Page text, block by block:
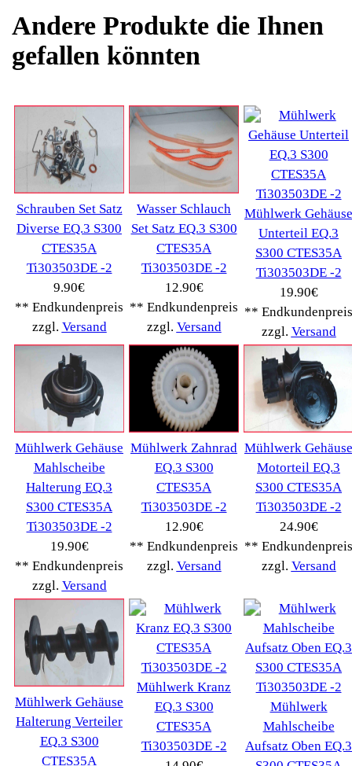
Kategorien
Notebook(66091)
Kaffeevollautomat->
(54295)
BIALETTI(27)
(2885)
BRAUN(79)
Café express(14)
DeLonghi(7443)
Gaggia(90)
Gastroback(50)
Jura(14045)
Krups
(3904)
Lavazza(68)
Melitta(2275)
Miele(250)
Ningbo Merol(52)
NIVONA(1403)
Philips Km(1415)
Privileg(134)
Saeco(9286)
(5349)
Tchibo(1387)
Tevion Kaffee(36)
TurMix(106)
(2503)
Severin(281)
Drucker Kopierer(1096)
Elektroartikel-> (5309)
PC Computer->(2543)
Handy Telefon(1053)
Modellbau (593)
Fahrrad(76)
Autoteile->(161)
Wir akzeptieren
Informationen
Liefer- & Versandkosten
Datenschutzerklärung
Unsere AGBs
Kontakt
Impressum
Widerrufsrecht